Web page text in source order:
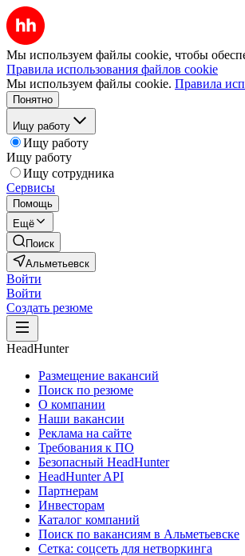
Мы используем файлы cookie, чтобы
Правила использования файлов cookie
Мы используем файлы cookie. Правила
Понятно
Ищу работу
Ищу работу
Ищу работу
Ищу сотрудника
Сервисы
Помощь
Ещё
Поиск
Альметьевск
Войти
Войти
Создать резюме
HeadHunter
Размещение вакансий
Поиск по резюме
О компании
Наши вакансии
Реклама на сайте
Требования к ПО
Безопасный HeadHunter
HeadHunter API
Партнерам
Инвесторам
Каталог компаний
Поиск по вакансиям в Альметьевске
Сетка: соцсеть для нетворкинга